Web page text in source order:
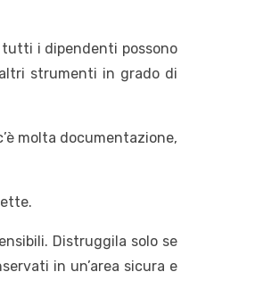
tutti i dipendenti possono
strumenti in grado di
molta documentazione,
Distruggila solo se
in un’area sicura e